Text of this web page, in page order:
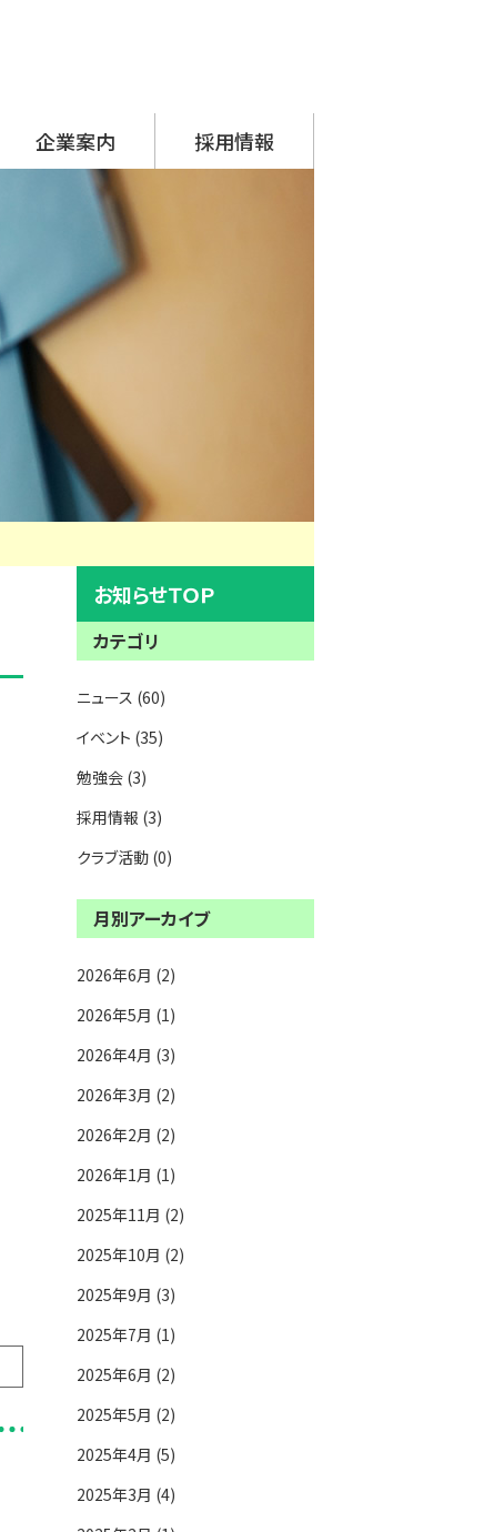
企業案内
SDGsへの取り組み
シーナグループ
・ システムプラネット
・ アーチスタッフサービス
採用情報
お知らせＴＯＰ
カテゴリ
ニュース (60)
イベント (35)
勉強会 (3)
採用情報 (3)
クラブ活動 (0)
月別アーカイブ
2026年6月 (2)
2026年5月 (1)
2026年4月 (3)
2026年3月 (2)
2026年2月 (2)
2026年1月 (1)
2025年11月 (2)
2025年10月 (2)
2025年9月 (3)
2025年7月 (1)
2025年6月 (2)
2025年5月 (2)
2025年4月 (5)
2025年3月 (4)